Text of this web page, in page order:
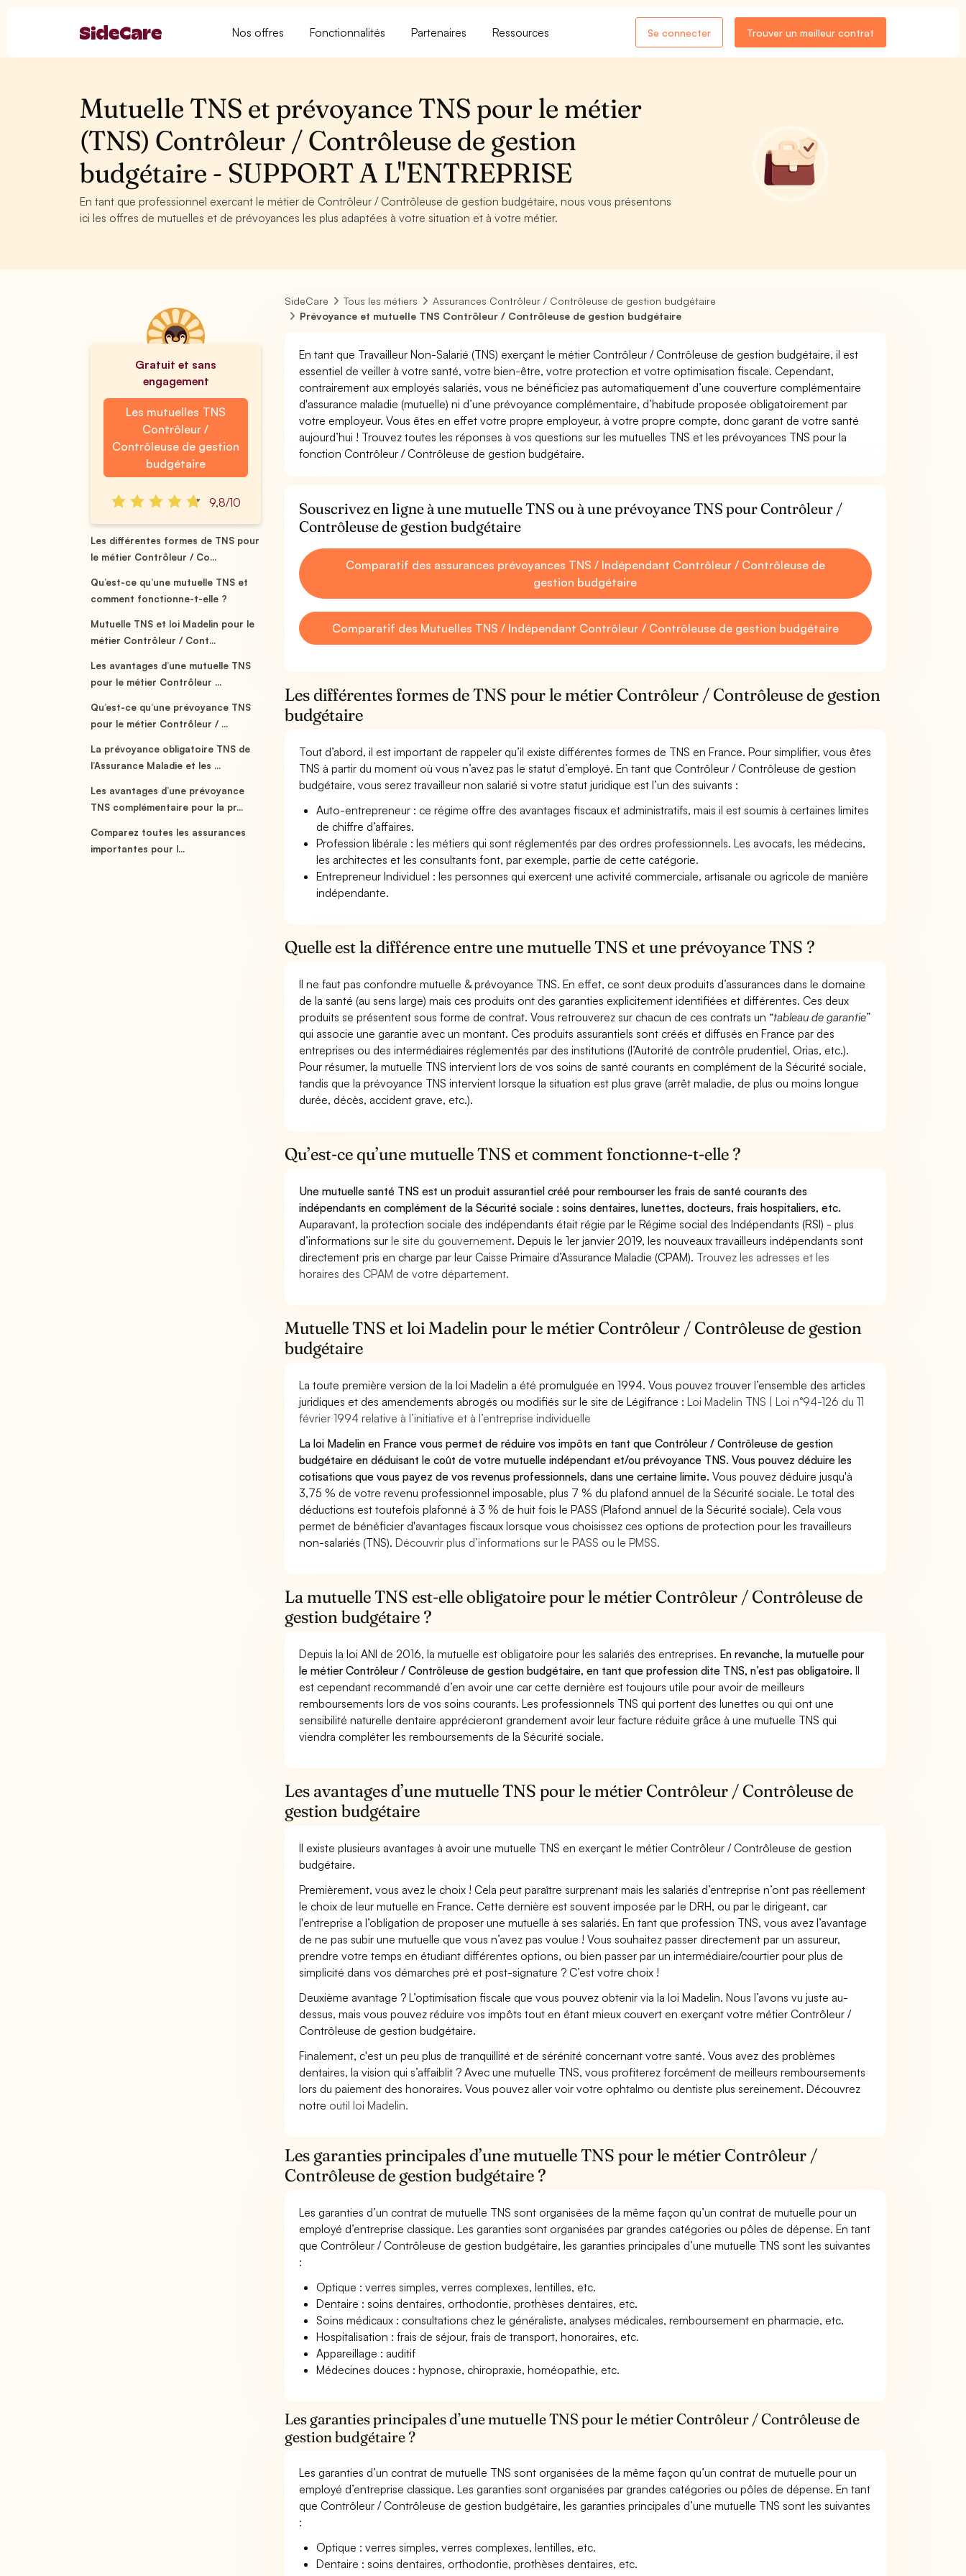
Nos offres Fonctionnalités Partenaires Ressources Se connecter Trouver un meilleur contrat
Mutuelle TNS et prévoyance TNS pour le métier
(TNS) Contrôleur / Contrôleuse de gestion
budgétaire - SUPPORT A L''ENTREPRISE
En tant que professionnel exercant le métier de Contrôleur / Contrôleuse de gestion budgétaire, nous vous présentons
ici les offres de mutuelles et de prévoyances les plus adaptées à votre situation et à votre métier.
Gratuit et sans
engagement
Les mutuelles TNS
Contrôleur /
Contrôleuse de gestion
budgétaire
9,8/10
Les différentes formes de TNS pour
le métier Contrôleur / Co...
Qu’est-ce qu’une mutuelle TNS et
comment fonctionne-t-elle ?
Mutuelle TNS et loi Madelin pour le
métier Contrôleur / Cont...
Les avantages d’une mutuelle TNS
pour le métier Contrôleur ...
Qu’est-ce qu’une prévoyance TNS
pour le métier Contrôleur / ...
La prévoyance obligatoire TNS de
l’Assurance Maladie et les ...
Les avantages d’une prévoyance
TNS complémentaire pour la pr...
Comparez toutes les assurances
importantes pour l...
SideCare Tous les métiers
Assurances Contrôleur / Contrôleuse de gestion budgétaire
Prévoyance et mutuelle TNS Contrôleur / Contrôleuse de gestion budgétaire
En tant que Travailleur Non-Salarié (TNS) exerçant le métier Contrôleur / Contrôleuse de gestion budgétaire, il est
essentiel de veiller à votre santé, votre bien-être, votre protection et votre optimisation fiscale. Cependant,
contrairement aux employés salariés, vous ne bénéficiez pas automatiquement d’une couverture complémentaire
d'assurance maladie (mutuelle) ni d’une prévoyance complémentaire, d’habitude proposée obligatoirement par
votre employeur. Vous êtes en effet votre propre employeur, à votre propre compte, donc garant de votre santé
aujourd’hui ! Trouvez toutes les réponses à vos questions sur les mutuelles TNS et les prévoyances TNS pour la
fonction Contrôleur / Contrôleuse de gestion budgétaire.
Souscrivez en ligne à une mutuelle TNS ou à une prévoyance TNS pour Contrôleur /
Contrôleuse de gestion budgétaire
Comparatif des assurances prévoyances TNS / Indépendant Contrôleur / Contrôleuse de
gestion budgétaire
Comparatif des Mutuelles TNS / Indépendant Contrôleur / Contrôleuse de gestion budgétaire
Les différentes formes de TNS pour le métier Contrôleur / Contrôleuse de gestion
budgétaire
Tout d’abord, il est important de rappeler qu’il existe différentes formes de TNS en France. Pour simplifier, vous êtes
TNS à partir du moment où vous n’avez pas le statut d’employé. En tant que Contrôleur / Contrôleuse de gestion
budgétaire, vous serez travailleur non salarié si votre statut juridique est l’un des suivants :
Auto-entrepreneur : ce régime offre des avantages fiscaux et administratifs, mais il est soumis à certaines limites
de chiffre d’affaires.
Profession libérale : les métiers qui sont réglementés par des ordres professionnels. Les avocats, les médecins,
les architectes et les consultants font, par exemple, partie de cette catégorie.
Entrepreneur Individuel : les personnes qui exercent une activité commerciale, artisanale ou agricole de manière
indépendante.
Quelle est la différence entre une mutuelle TNS et une prévoyance TNS ?
Il ne faut pas confondre mutuelle & prévoyance TNS. En effet, ce sont deux produits d’assurances dans le domaine
de la santé (au sens large) mais ces produits ont des garanties explicitement identifiées et différentes. Ces deux
produits se présentent sous forme de contrat. Vous retrouverez sur chacun de ces contrats un “tableau de garantie”
qui associe une garantie avec un montant. Ces produits assurantiels sont créés et diffusés en France par des
entreprises ou des intermédiaires réglementés par des institutions (l’Autorité de contrôle prudentiel, Orias, etc.).
Pour résumer, la mutuelle TNS intervient lors de vos soins de santé courants en complément de la Sécurité sociale,
tandis que la prévoyance TNS intervient lorsque la situation est plus grave (arrêt maladie, de plus ou moins longue
durée, décès, accident grave, etc.).
Qu’est-ce qu’une mutuelle TNS et comment fonctionne-t-elle ?
Une mutuelle santé TNS est un produit assurantiel créé pour rembourser les frais de santé courants des
indépendants en complément de la Sécurité sociale : soins dentaires, lunettes, docteurs, frais hospitaliers, etc.
Auparavant, la protection sociale des indépendants était régie par le Régime social des Indépendants (RSI) - plus
d’informations surle site du gouvernement. Depuis le 1er janvier 2019, les nouveaux travailleurs indépendants sont
directement pris en charge par leur Caisse Primaire d’Assurance Maladie (CPAM). Trouvez les adresses et les
horaires des CPAM de votre département.
Mutuelle TNS et loi Madelin pour le métier Contrôleur / Contrôleuse de gestion
budgétaire
La toute première version de la loi Madelin a été promulguée en 1994. Vous pouvez trouver l’ensemble des articles
juridiques et des amendements abrogés ou modifiés sur le site de Légifrance :Loi Madelin TNS | Loi n°94-126 du 11
février 1994 relative à l’initiative et à l’entreprise individuelle
La loi Madelin en France vous permet de réduire vos impôts en tant que Contrôleur / Contrôleuse de gestion
budgétaire en déduisant le coût de votre mutuelle indépendant et/ou prévoyance TNS. Vous pouvez déduire les
cotisations que vous payez de vos revenus professionnels, dans une certaine limite.Vous pouvez déduire jusqu'à
3,75 % de votre revenu professionnel imposable, plus 7 % du plafond annuel de la Sécurité sociale. Le total des
déductions est toutefois plafonné à 3 % de huit fois le PASS (Plafond annuel de la Sécurité sociale). Cela vous
permet de bénéficier d'avantages fiscaux lorsque vous choisissez ces options de protection pour les travailleurs
non-salariés (TNS).Découvrir plus d’informations sur le PASS ou le PMSS.
La mutuelle TNS est-elle obligatoire pour le métier Contrôleur / Contrôleuse de
gestion budgétaire ?
Depuis la loi ANI de 2016, la mutuelle est obligatoire pour les salariés des entreprises. En revanche, la mutuelle pour
le métier Contrôleur / Contrôleuse de gestion budgétaire, en tant que profession dite TNS, n’est pas obligatoire.Il
est cependant recommandé d’en avoir une car cette dernière est toujours utile pour avoir de meilleurs
remboursements lors de vos soins courants. Les professionnels TNS qui portent des lunettes ou qui ont une
sensibilité naturelle dentaire apprécieront grandement avoir leur facture réduite grâce à une mutuelle TNS qui
viendra compléter les remboursements de la Sécurité sociale.
Les avantages d’une mutuelle TNS pour le métier Contrôleur / Contrôleuse de
gestion budgétaire
Il existe plusieurs avantages à avoir une mutuelle TNS en exerçant le métier Contrôleur / Contrôleuse de gestion
budgétaire.
Premièrement, vous avez le choix ! Cela peut paraître surprenant mais les salariés d’entreprise n’ont pas réellement
le choix de leur mutuelle en France. Cette dernière est souvent imposée par le DRH, ou par le dirigeant, car
l'entreprise a l’obligation de proposer une mutuelle à ses salariés. En tant que profession TNS, vous avez l’avantage
de ne pas subir une mutuelle que vous n’avez pas voulue ! Vous souhaitez passer directement par un assureur,
prendre votre temps en étudiant différentes options, ou bien passer par un intermédiaire/courtier pour plus de
simplicité dans vos démarches pré et post-signature ? C’est votre choix !
Deuxième avantage ? L’optimisation fiscale que vous pouvez obtenir via la loi Madelin. Nous l’avons vu juste au-
dessus, mais vous pouvez réduire vos impôts tout en étant mieux couvert en exerçant votre métier Contrôleur /
Contrôleuse de gestion budgétaire.
Finalement, c'est un peu plus de tranquillité et de sérénité concernant votre santé. Vous avez des problèmes
dentaires, la vision qui s’affaiblit ? Avec une mutuelle TNS, vous profiterez forcément de meilleurs remboursements
lors du paiement des honoraires. Vous pouvez aller voir votre ophtalmo ou dentiste plus sereinement. Découvrez
notre outil loi Madelin.
Les garanties principales d’une mutuelle TNS pour le métier Contrôleur /
Contrôleuse de gestion budgétaire ?
Les garanties d’un contrat de mutuelle TNS sont organisées de la même façon qu’un contrat de mutuelle pour un
employé d’entreprise classique. Les garanties sont organisées par grandes catégories ou pôles de dépense. En tant
que Contrôleur / Contrôleuse de gestion budgétaire, les garanties principales d’une mutuelle TNS sont les suivantes
:
Optique : verres simples, verres complexes, lentilles, etc.
Dentaire : soins dentaires, orthodontie, prothèses dentaires, etc.
Soins médicaux : consultations chez le généraliste, analyses médicales, remboursement en pharmacie, etc.
Hospitalisation : frais de séjour, frais de transport, honoraires, etc.
Appareillage : auditif
Médecines douces : hypnose, chiropraxie, homéopathie, etc.
Les garanties principales d’une mutuelle TNS pour le métier Contrôleur / Contrôleuse de
gestion budgétaire ?
Les garanties d’un contrat de mutuelle TNS sont organisées de la même façon qu’un contrat de mutuelle pour un
employé d’entreprise classique. Les garanties sont organisées par grandes catégories ou pôles de dépense. En tant
que Contrôleur / Contrôleuse de gestion budgétaire, les garanties principales d’une mutuelle TNS sont les suivantes
:
Optique : verres simples, verres complexes, lentilles, etc.
Dentaire : soins dentaires, orthodontie, prothèses dentaires, etc.